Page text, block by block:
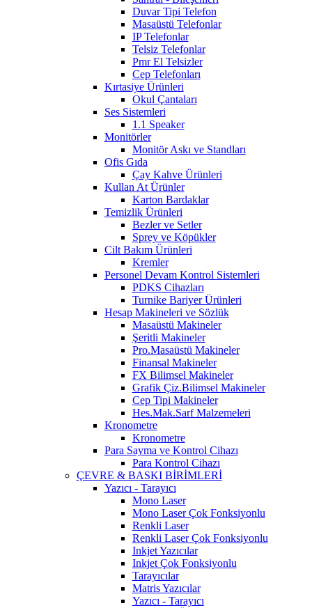
Duvar Tipi Telefon
Masaüstü Telefonlar
IP Telefonlar
Telsiz Telefonlar
Pmr El Telsizler
Cep Telefonları
Kırtasiye Ürünleri
Okul Çantaları
Ses Sistemleri
1.1 Speaker
Monitörler
Monitör Askı ve Standları
Ofis Gıda
Çay Kahve Ürünleri
Kullan At Ürünler
Karton Bardaklar
Temizlik Ürünleri
Bezler ve Setler
Sprey ve Köpükler
Cilt Bakım Ürünleri
Kremler
Personel Devam Kontrol Sistemleri
PDKS Cihazları
Turnike Bariyer Ürünleri
Hesap Makineleri ve Sözlük
Masaüstü Makineler
Şeritli Makineler
Pro.Masaüstü Makineler
Finansal Makineler
FX Bilimsel Makineler
Grafik Çiz.Bilimsel Makineler
Cep Tipi Makineler
Hes.Mak.Sarf Malzemeleri
Kronometre
Kronometre
Para Sayma ve Kontrol Cihazı
Para Kontrol Cihazı
ÇEVRE & BASKI BİRİMLERİ
Yazıcı - Tarayıcı
Mono Laser
Mono Laser Çok Fonksiyonlu
Renkli Laser
Renkli Laser Çok Fonksiyonlu
Inkjet Yazıcılar
Inkjet Çok Fonksiyonlu
Tarayıcılar
Matris Yazıcılar
Yazıcı - Tarayıcı